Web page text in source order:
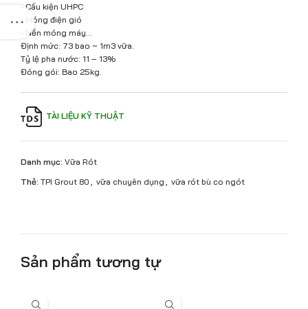
• Cấu kiện UHPC
• Móng điện gió
• Nền móng máy…
Định mức: 73 bao ~ 1m3 vữa.
Tỷ lệ pha nước: 11 – 13%
Đóng gói: Bao 25kg.
TÀI LIỆU KỸ THUẬT
Danh mục: Vữa Rót
Thẻ: TPI Grout 80 , vữa chuyên dụng , vữa rót bù co ngót
Sản phẩm tương tự